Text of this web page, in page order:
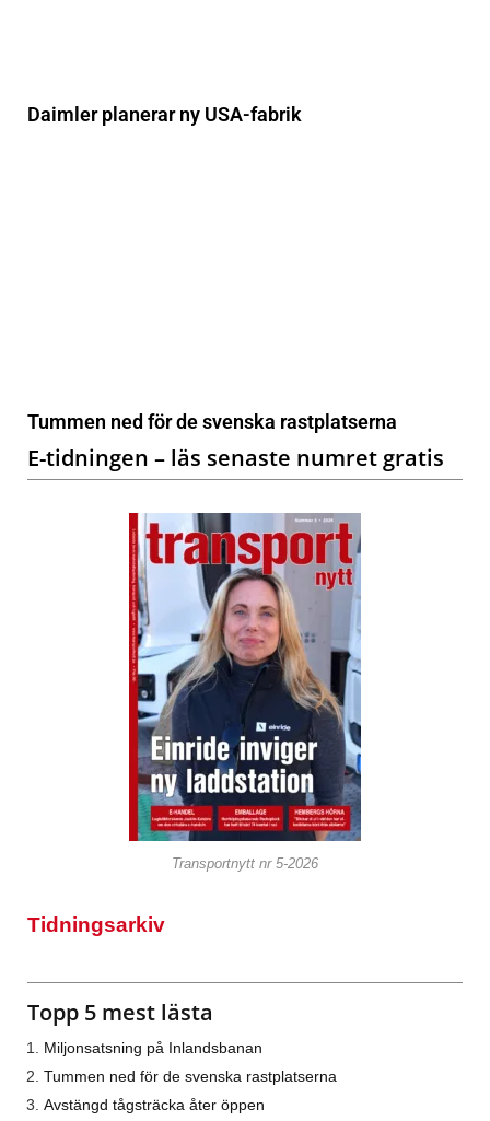
Daimler planerar ny USA-fabrik
Tummen ned för de svenska rastplatserna
E-tidningen – läs senaste numret gratis
Transportnytt nr 5-2026
Tidningsarkiv
Topp 5 mest lästa
Miljonsatsning på Inlandsbanan
Tummen ned för de svenska rastplatserna
Avstängd tågsträcka åter öppen